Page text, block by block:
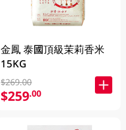
金鳳 泰國頂級茉莉香米
15KG
$269.00
$259.00